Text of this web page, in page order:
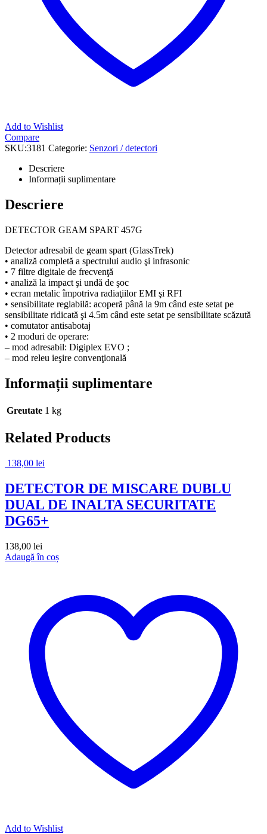
Add to Wishlist
Compare
SKU:3181 Categorie: Senzori / detectori
Descriere
Informații suplimentare
Descriere
DETECTOR GEAM SPART 457G
Detector adresabil de geam spart (GlassTrek)
• analiză completă a spectrului audio şi infrasonic
• 7 filtre digitale de frecvenţă
• analiză la impact şi undă de şoc
• ecran metalic împotriva radiaţiilor EMI şi RFI
• sensibilitate reglabilă: acoperă până la 9m când este setat pe
sensibilitate ridicată şi 4.5m când este setat pe sensibilitate scăzută
• comutator antisabotaj
• 2 moduri de operare:
– mod adresabil: Digiplex EVO ;
– mod releu ieşire convenţională
Informații suplimentare
Greutate 1 kg
Related Products
138,00 lei
DETECTOR DE MISCARE DUBLU
DUAL DE INALTA SECURITATE
DG65+
138,00 lei
Adaugă în coș
Add to Wishlist